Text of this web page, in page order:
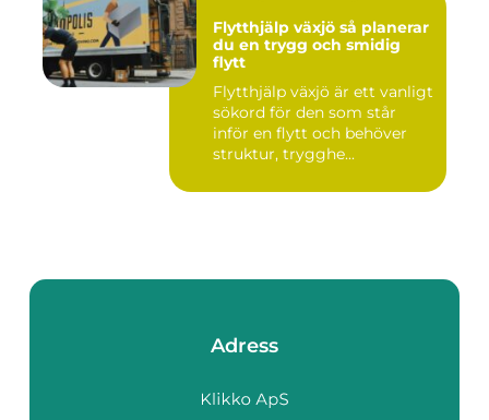
Flytthjälp växjö så planerar
du en trygg och smidig
flytt
Flytthjälp växjö är ett vanligt
sökord för den som står
inför en flytt och behöver
struktur, trygghe...
Adress